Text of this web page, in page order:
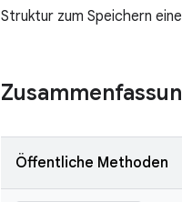
Struktur zum Speichern
Öffentliche Methoden